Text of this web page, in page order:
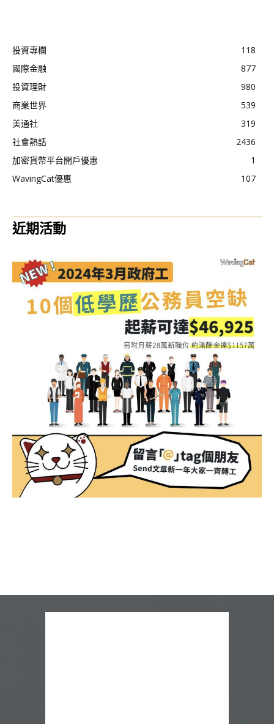
投資專欄
118
國際金融
877
投資理財
980
商業世界
539
美通社
319
社會熱話
2436
加密貨幣平台開戶優惠
1
WavingCat優惠
107
近期活動